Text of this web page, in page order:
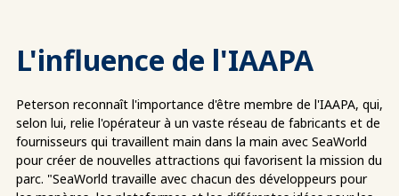
L'influence de l'IAAPA
Peterson reconnaît l'importance d'être membre de l'IAAPA, qui,
selon lui, relie l'opérateur à un vaste réseau de fabricants et de
fournisseurs qui travaillent main dans la main avec SeaWorld
pour créer de nouvelles attractions qui favorisent la mission du
parc. "SeaWorld travaille avec chacun des développeurs pour